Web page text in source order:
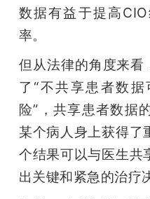
数据有益于提高
率。
但从法律的角度来看
了“不共享患者数
险”，共享患者数据
某个病人身上获得了
个结果可以与医生共
出关键和紧急的治疗